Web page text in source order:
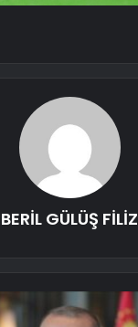
BERİL GÜLÜŞ FİLİZ